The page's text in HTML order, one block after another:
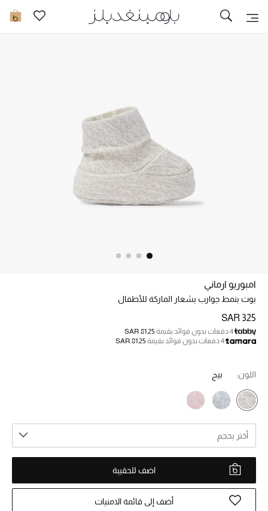
0 توصيل سريع
الأطفال
مستلزمات المنزل
جديد لدينا
النساء
عرض جميع المنتجات
امبوريو ارماني
بوت بنمط جوارب بشعار الماركة للأطفال
SAR 325
4 دفعات بدون فوائد بقيمة
SAR 81.25
4 دفعات بدون فوائد بقيمة
SAR 81.25
اللون: بيج
أختر بحجم
اضف للحقيبة
أضف إلى قائمة الامنيات